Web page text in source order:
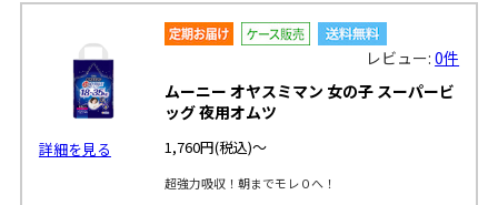
詳細を見る
レビュー:0件
ムーニー オヤスミマン 女の子 スーパービ
ッグ 夜用オムツ
1,760円(税込)～
超強力吸収！朝までモレ０へ！